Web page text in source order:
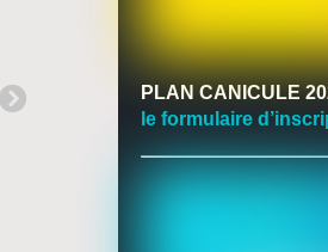
PLAN CANICULE
le formulaire